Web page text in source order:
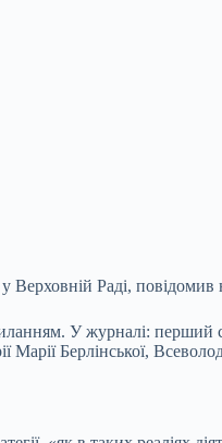
Верховній Раді,
У журналі: перший
Берлінської,